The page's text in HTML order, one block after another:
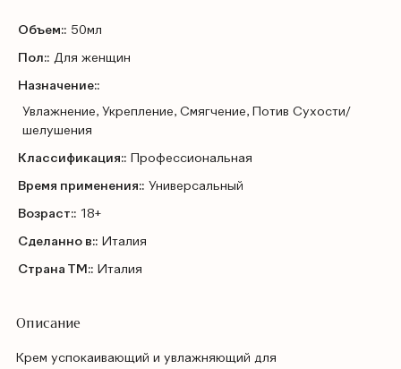
Объем:: 50мл
Пол:: Для женщин
Назначение::
Увлажнение, Укрепление, Смягчение, Потив Сухости/
шелушения
Классификация:: Профессиональная
Время применения:: Универсальный
Возраст:: 18+
Сделанно в:: Италия
Страна ТМ:: Италия
Описание
Крем успокаивающий и увлажняющий для